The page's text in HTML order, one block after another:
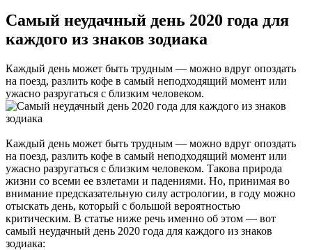
Самый неудачный день 2020 года для
каждого из знаков зодиака
Каждый день может быть трудным — можно вдруг опоздать
на поезд, разлить кофе в самый неподходящий момент или
ужасно разругаться с близким человеком.
Каждый день может быть трудным — можно вдруг опоздать
на поезд, разлить кофе в самый неподходящий момент или
ужасно разругаться с близким человеком. Такова природа
жизни со всеми ее взлетами и падениями. Но, принимая во
внимание предсказательную силу астрологии, в году можно
отыскать день, который с большой вероятностью
критическим. В статье ниже речь именно об этом — вот
самый неудачный день 2020 года для каждого из знаков
зодиака: